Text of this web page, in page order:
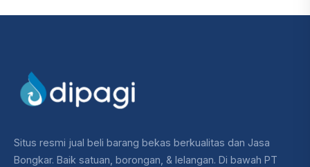
Situs resmi jual beli barang bekas berkualitas dan Jasa
Bongkar. Baik satuan, borongan, & lelangan. Di bawah PT